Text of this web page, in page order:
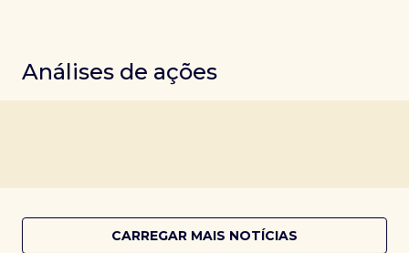
Análises de ações
CARREGAR MAIS NOTÍCIAS